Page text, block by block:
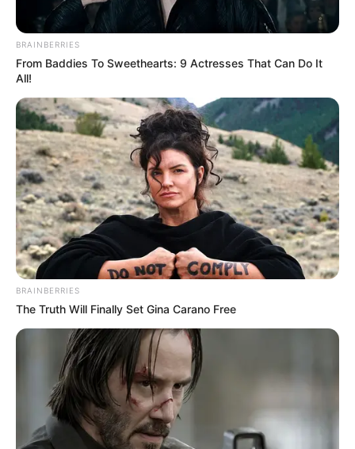
BRAINBERRIES
From Baddies To Sweethearts: 9 Actresses That Can Do It
All!
BRAINBERRIES
The Truth Will Finally Set Gina Carano Free